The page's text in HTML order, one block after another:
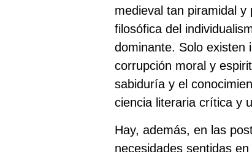
medieval tan piramidal
filosófica del
dominante. Solo existen
corrupción moral y
sabiduría y el
ciencia literaria crítica y
Hay, además, en las
necesidades sentidas